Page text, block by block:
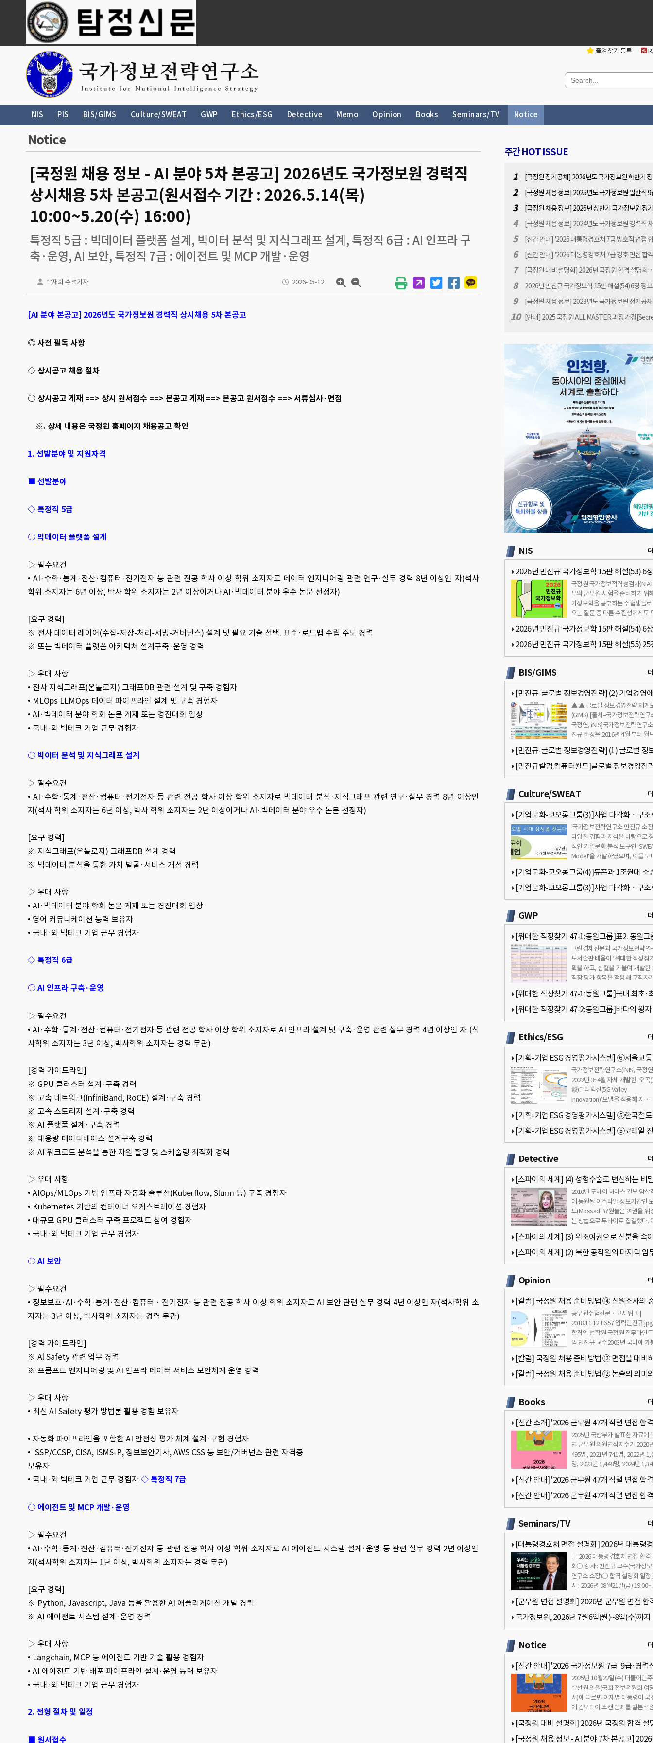
즐겨찾기 등록
NIS PIS BIS/GIMS Culture/SWEAT GWP Ethics/ESG Detective Memo Opinion Books Seminars/TV Notice
Notice
[국정원 채용 정보 - AI 분야 5차 본공고] 2026년도 국가정보원 경력직
상시채용 5차 본공고(원서접수 기간 : 2026.5.14(목)
10:00~5.20(수) 16:00)
특정직 5급 : 빅데이터 플랫폼 설계, 빅이터 분석 및 지식그래프 설계, 특정직 6급 : AI 인프라 구
축·운영, AI 보안, 특정직 7급 : 에이전트 및 MCP 개발·운영
박재희 수석기자 2026-05-12
[AI 분야 본공고] 2026년도 국가정보원 경력직 상시채용 5차 본공고
◎ 사전 필독 사항
◇ 상시공고 채용 절차
○ 상시공고 게재 ==> 상시 원서접수 ==> 본공고 게재 ==> 본공고 원서접수 ==> 서류심사·면접
※. 상세 내용은 국정원 홈페이지 채용공고 확인
1. 선발분야 및 지원자격
■ 선발분야
◇ 특정직 5급
○ 빅데이터 플랫폼 설계
▷ 필수요건
• AI·수학·통계·전산·컴퓨터·전기전자 등 관련 전공 학사 이상 학위 소지자로 데이터 엔지니어링 관련 연구·실무 경력 8년 이상인 자(석사
학위 소지자는 6년 이상, 박사 학위 소지자는 2년 이상이거나 AI·빅데이터 분야 우수 논문 선정자)
[요구 경력]
※ 전사 데이터 레이어(수집-저장-처리-서빙-거버넌스) 설계 및 필요 기술 선택. 표준·로드맵 수립 주도 경력
※ 또는 빅데이터 플랫폼 아키텍처 설계구축·운영 경력
▷ 우대 사항
• 전사 지식그래프(온톨로지) 그래프DB 관련 설계 및 구축 경험자
• MLOps LLMOps 데이터 파이프라인 설계 및 구축 경험자
• AI·빅데이터 분야 학회 논문 게재 또는 경진대회 입상
• 국내·외 빅테크 기업 근무 경험자
○ 빅이터 분석 및 지식그래프 설계
▷ 필수요건
• AI·수학·통계·전산·컴퓨터·전기전자 등 관련 전공 학사 이상 학위 소지자로 빅데이터 분석·지식그래프 관련 연구·실무 경력 8년 이상인
자(석사 학위 소지자는 6년 이상, 박사 학위 소지자는 2년 이상이거나 AI·빅데이터 분야 우수 논문 선정자)
[요구 경력]
※ 지식그래프(온톨로지) 그래프DB 설계 경력
※ 빅데이터 분석을 통한 가치 발굴·서비스 개선 경력
▷ 우대 사항
• AI·빅데이터 분야 학회 논문 게재 또는 경진대회 입상
• 영어 커뮤니케이션 능력 보유자
• 국내·외 빅테크 기업 근무 경험자
◇ 특정직 6급
○AI 인프라 구축·운영
▷ 필수요건
• AI·수학·통계·전산·컴퓨터·전기전자 등 관련 전공 학사 이상 학위 소지자로 AI 인프라 설계 및 구축·운영 관련 실무 경력 4년 이상인 자 (석
사학위 소지자는 3년 이상, 박사학위 소지자는 경력 무관)
[경력 가이드라인]
※ GPU 클러스터 설계·구축 경력
※ 고속 네트워크(InfiniBand, RoCE) 설계·구축 경력
※ 고속 스토리지 설계·구축 경력
※ AI 플랫폼 설계·구축 경력
※ 대용량 데이터베이스 설계구축 경력
※ AI 워크로드 분석을 통한 자원 할당 및 스케줄링 최적화 경력
▷ 우대 사항
• AIOps/MLOps 기반 인프라 자동화 솔루션(Kuberflow, Slurm 등) 구축 경험자
• Kubernetes 기반의 컨테이너 오케스트레이션 경험자
• 대규모 GPU 클러스터 구축 프로젝트 참여 경험자
• 국내·외 빅테크 기업 근무 경험자
○ AI 보안
▷ 필수요건
• 정보보호·AI·수학·통계·전산·컴퓨터 · 전기전자 등 관련 전공 학사 이상 학위 소지자로 AI 보안 관련 실무 경력 4년 이상인 자(석사학위 소
지자는 3년 이상, 박사학위 소지자는 경력 무관)
[경력 가이드라인]
※ Al Safety 관련 업무 경력
※ 프롬프트 엔지니어링 및 AI 인프라 데이터 서비스 보안체계 운영 경력
▷ 우대 사항
• 최신 AI Safety 평가 방법론 활용 경험 보유자
• 자동화 파이프라인을 포함한 AI 안전성 평가 체계 설계·구현 경험자
• ISSP/CCSP, CISA, ISMS-P, 정보보안기사, AWS CSS 등 보안/거버넌스 관련 자격증
보유자
• 국내·외 빅테크 기업 근무 경험자 ◇ 특정직 7급
○ 에이전트 및 MCP 개발·운영
▷ 필수요건
• AI·수학·통계·전산·컴퓨터·전기전자 등 관련 전공 학사 이상 학위 소지자로 AI 에이전트 시스템 설계·운영 등 관련 실무 경력 2년 이상인
자(석사학위 소지자는 1년 이상, 박사학위 소지자는 경력 무관)
[요구 경력]
※ Python, Javascript, Java 등을 활용한 AI 애플리케이션 개발 경력
※ AI 에이전트 시스템 설계·운영 경력
▷ 우대 사항
• Langchain, MCP 등 에이전트 기반 기술 활용 경험자
• AI 에이전트 기반 배포 파이프라인 설계·운영 능력 보유자
• 국내·외 빅테크 기업 근무 경험자
2. 전형 절차 및 일정
■ 원서접수
주간 HOT ISSUE
1
[국정원 정기공채] 2026년도 국가정보원 하반기
채 사전 공고문(원서접수 : 2026.07.13(월). 10:00 ~
2
[국정원 채용 정보] 2025년도 국가정보원 일반직 9
용 공고[2025.11.7(금) 14:00 ~ 11.28(금) 14:00]
3
[국정원 채용 정보] 2026년 상반기 국가정보원 정
공고[원서접수 : 2026.1.12(월) 10:00 ~ 1.30(금)
4
[국정원 채용 정보] 2024년도 국가정보원 경력직
고
5
[신간 안내] '2026 대통령경호처 7급 방호직 면접
이드북 -대통령경호처 면접 완벽 대비' 책 표지 안
6
[신간 안내] '2026 대통령경호처 7급 경호 면접 합
드북 -대통령경호처 면접 완벽 대비' 책 표지 안내
7
[국정원 대비 설명회] 2026년 국정원 합격 설명회
년 07월31일(금) 18:00
8
2026년 민진규 국가정보학 15판 해설(54) 6장 정
서 생산과 배포 관련 질문
9
[국정원 채용 정보] 2023년도 국가정보원 정기공
시험 FAQ
10 [안내] 2025 국정원 ALL MASTER 과정 개강
NIS
2026년 민진규 국가정보학 15판 해설(53) 6
보보고서 생산과 배포 관련 질문
국정원 국가정보적격성검사
무와 군무원 시험을 준비하기 위
가정보학을 공부하는 수험생들
오는 질문 중 다른 수험생에게도
…
2026년 민진규 국가정보학 15판 해설(54) 6
보보고서 생산과 배포 관련 질문
2026년 민진규 국가정보학 15판 해설(55) 25
BIS/GIMS
[민진규-글로벌 정보경영전략] (2) 기업경영
정보가 필수적으로 요구되는 이유
▲ ▲ 글로벌 정보경영전략 체계
(GIMS) [출처=국가정보전략연구
국정연, iNIS]국가정보전략연구
진규 소장은 2016년 4월 부터 월
[민진규-글로벌 정보경영전략] (1) 글로벌 정
영전략(GIMS)이란 무엇인가?
[민진규칼럼:컴퓨터월드]글로벌 정보경영전
략연구소]
Culture/SWEAT
[기업문화-코오롱그룹(3)]사업 다각화ㆍ구조
진행중…성과는 미진[국가정보전략연구소]
'국가정보전략연구소 민진규 소
다양한 경험과 지식을 바탕으로
적인 기업문화 분석 도구인
Model'을 개발하였으며, 이를 토
[기업문화-코오롱그룹(4)]듀폰과 1조원대 소
과따라 그룹 미래 달려[국가정보전략연구소]
[기업문화-코오롱그룹(3)]사업 다각화ㆍ구조
GWP
[위대한 직장찾기 47-1:동원그룹]표2. 동원그
가대상 기업의 차원별 점수비교[국가정보전략
소]
그린경제신문과 국가정보전략연
도서출판 배움이 ‘위대한 직장찾
획을 하고, 심혈을 기울여 개발한
직장 평가 항목을 적용해 구직자
[위대한 직장찾기 47-1:동원그룹]국내 최초·
의 원양어업기업[국가정보전략연구소]
[위대한 직장찾기 47-2:동원그룹]바다의 왕
소]Ethics/ESG
[기획-기업 ESG 경영평가시스템] ⑥서울교
진단(팔기생태계 모델 적용)국가정보전략연구소(iNIS, 국정
2022년 3~4월 자체 개발한 ‘오곡
穀)밸리혁신(5G Valley
Innovation)’모델을 적용해 지…
[기획-기업 ESG 경영평가시스템] ⑤한국철
(코레일) 진단(팔기생태계 모델 적용)
[기획-기업 ESG 경영평가시스템] ⑤코레일
Detective
[스파이의 세계] (4) 성형수술로 변신하는 비
원
2010년 두바이 하마스 간부 암살
에 동원된 이스라엘 정보기간인
드(Mossad) 요원들은 여권을 위
는 방법으로 두바이로 집결했다.
[스파이의 세계] (3) 위조여권으로 신분을 속
비밀공작원
[스파이의 세계] (2) 북한 공작원의 마지막 임
Opinion
[칼럼] 국정원 채용 준비방법 ⑭ 신원조사의
성과 고려요소 - 민진규 교수(합격의 법학원)
공무원수험신문 · 고시위크 |
2018.11.12 16:57 입력민진규
합격의 법학원 국정원 직무마인
임 민진규 교수2003년 국내에 개
[칼럼] 국정원 채용 준비방법 ⑬ 면접을 대비
자세 - 민진규 교수(합격의 법학원)
[칼럼] 국정원 채용 준비방법 ⑫ 논술의 의미
Books
[신간 소개] '2026 군무원 47개 직렬 면접 합
드북 - 군무원 면접 완벽 대비' 책 출간 안내
2025년 국방부가 발표한 자료에
면 군무원 의원면직자수가 2020
495명, 2021년 741명, 2022년
명, 2023년 1,448명, 2024년
[신간 안내] '2026 군무원 47개 직렬 면접 합
드북 - 군무원 면접 완벽 대비' 책 서문 안내 by
[신간 안내] '2026 군무원 47개 직렬 면접 합
규 Seminars/TV
[대통령경호처 면접 설명회] 2026년 대통령
면접 합격 설명회… 2026년 08월21일(금)
□ 2026 대통령경호처 면접 합격
회○ 강사 : 민진규 교수(국가정
연구소 소장)○ 합격 설명회 일
시 : 2026년 08월21일(금)
[군무원 면접 설명회] 2026년 군무원 면접 합
명회… 2026년 08월12일(수) 18:00
국가정보원, 2026년 7월6일(월)~8일(수)까지
Notice
[신간 안내] '2026 국가정보원 7급·9급·경력
접 합격가이드북 - 국정원 면접 완벽 대비' 소개
2025년 10월22일(수) 더불어민
박선원 의원(국회 정보위원회 여
사)에 따르면 이재명 대통령이 국
에 캄보디아 스캔 범죄를 발본색
[국정원 대비 설명회] 2026년 국정원 합격 설
회… 2026년 07월31일(금) 18:00
[국정원 채용 정보 - AI 분야 7차 본공고]